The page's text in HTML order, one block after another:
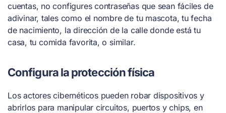
cuentas, no configures contraseñas que sean fáciles de
adivinar, tales como el nombre de tu mascota, tu fecha
de nacimiento, la dirección de la calle donde está tu
casa, tu comida favorita, o similar.
Configura la protección física
Los actores cibernéticos pueden robar dispositivos y
abrirlos para manipular circuitos, puertos y chips, en